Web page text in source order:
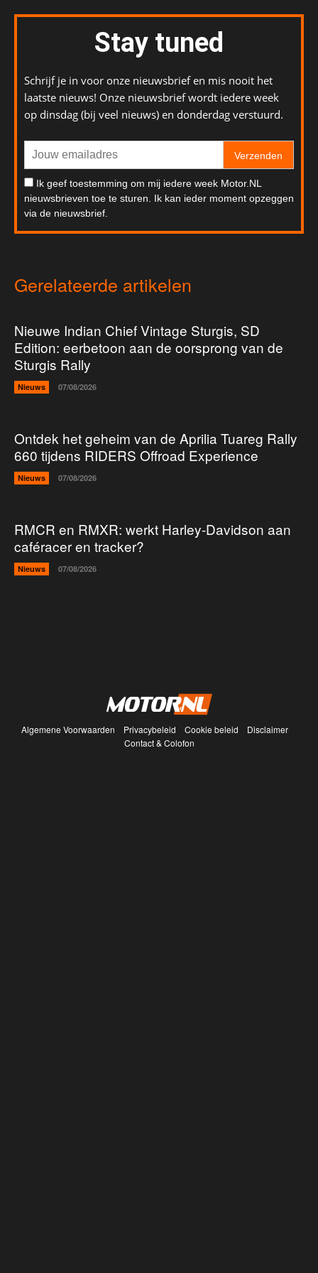
Stay tuned
Schrijf je in voor onze nieuwsbrief en mis nooit het
laatste nieuws! Onze nieuwsbrief wordt iedere week
op dinsdag (bij veel nieuws) en donderdag verstuurd.
Verzenden
Ik geef toestemming om mij iedere week Motor.NL
nieuwsbrieven toe te sturen. Ik kan ieder moment opzeggen
via de nieuwsbrief.
Gerelateerde artikelen
Nieuwe Indian Chief Vintage Sturgis, SD
Edition: eerbetoon aan de oorsprong van de
Sturgis Rally
Nieuws 07/08/2026
Ontdek het geheim van de Aprilia Tuareg Rally
660 tijdens RIDERS Offroad Experience
Nieuws 07/08/2026
RMCR en RMXR: werkt Harley-Davidson aan
caféracer en tracker?
Nieuws 07/08/2026
Algemene Voorwaarden Privacybeleid Cookie beleid
Disclaimer
Contact & Colofon